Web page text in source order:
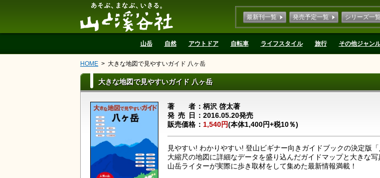
最新刊一覧 発売予定一覧 シリーズ一
山岳 自然 アウトドア 自転車 ライフスタイル 旅行 その他ジャン
HOME 大きな地図で見やすいガイド 八ヶ岳
大きな地図で見やすいガイド 八ヶ岳
著者柄沢 啓太著
発売日 2016.05.20発売
販売価格
1,540円(本体1,400円+税10％)
見やすい! わかりやすい! 登山ビギナー向きガイドブックの決定版「
大縮尺の地図に詳細なデータを盛り込んだガイドマップと大きな写
山岳ライターが実際に歩き取材をして集めた最新情報満載！